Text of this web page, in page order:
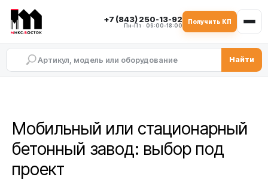
+7 (843) 250-13-92
Пн–Пт · 09:00–18:00
Получить КП
Найти
Мобильный или стационарный
бетонный завод: выбор под
проект